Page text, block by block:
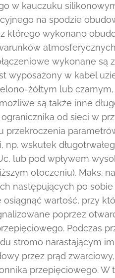
w kauczuku
na spodzie
którego wykonano
wykonane są
wyposażony w kabel
żółtym lub czarnym,
są także inne
od sieci w
przekroczenia
wskutek
lub pod wpływem
otoczeniu). Maks.
następujących po
wartość, przy
poprzez
Podczas
stromo narastającym
przez prąd
przepięciowego. W